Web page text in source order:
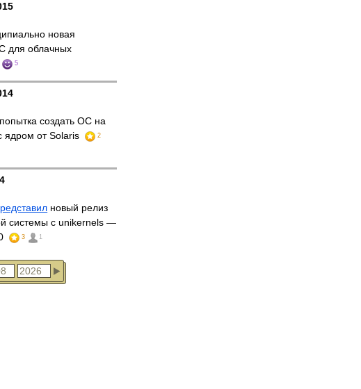
новая
для облачных
5
создать ОС на
ядром от Solaris
2
новый релиз
системы с unikernels —
3 1